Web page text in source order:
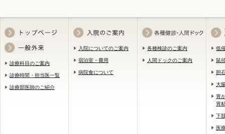
診療科目のご案内
診療時間・担当医一覧
診療部医師のご紹介
入院についてのご案内
宿泊室・費用
病院食について
各種検診のご案内
人間ドックのご案内
低
鼠
胆
大
胃
胃
下
医